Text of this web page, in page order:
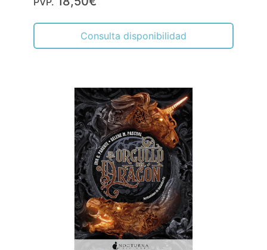
Consulta disponibilidad